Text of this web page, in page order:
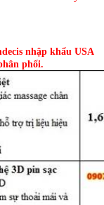
nhập khẩu USA
phối.